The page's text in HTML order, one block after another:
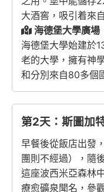
大酒窖，吸引着來
海德堡大學廣場
海德堡大學始建於
老的大學，擁有神
和分別來自80多個
第2天：斯圖加
早餐後從飯店出發
團則不經過），隨
這座波西米亞森林
療愈礦泉聞名，參